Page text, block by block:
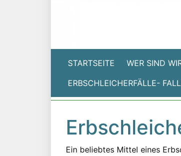
STARTSEITE WER SIND
ERBSCHLEICHERFÄLLE-
Ein beliebtes Mittel eines